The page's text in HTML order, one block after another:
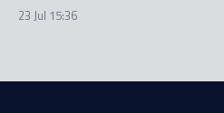
23 Jul 15:36